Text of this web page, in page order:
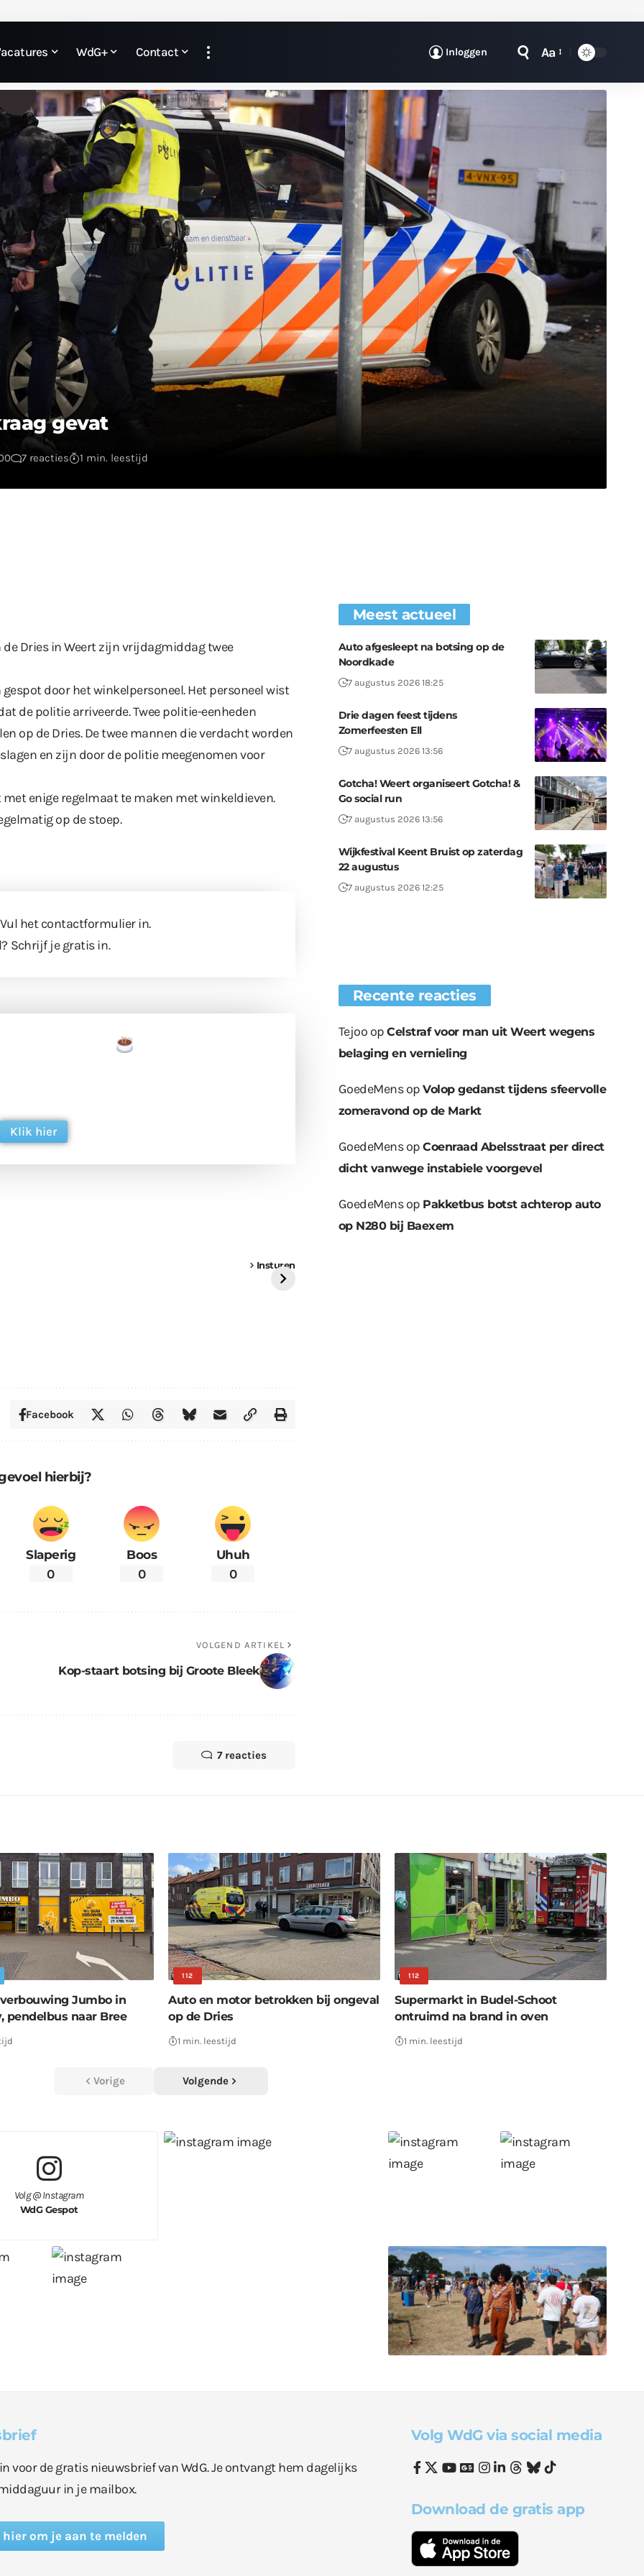
WdG+ Contact Inloggen Aa
gevat
7 reacties 1 min. leestijd
Dries in Weert zijn vrijdagmiddag twee
door het winkelpersoneel. Het personeel wist
de politie arriveerde. Twee politie-eenheden
op de Dries. De twee mannen die verdacht worden
en zijn door de politie meegenomen voor
enige regelmaat te maken met winkeldieven.
op de stoep.
het contactformulierin.
Schrijf je gratis in.
Klik hier
Insturen
Facebook
hierbij?
Slaperig
0
Boos
0
Uhuh
0
VOLGEND ARTIKEL
Kop-staart botsing bij Groote Bleek
7 reacties
Meest actueel
Auto afgesleept na botsing op de
Noordkade
7 augustus 2026 18:25
Drie dagen feest tijdens
Zomerfeesten Ell
7 augustus 2026 13:56
Gotcha! Weert organiseert Gotcha! &
Go social run
7 augustus 2026 13:56
Wijkfestival Keent Bruist op zaterdag
22 augustus
7 augustus 2026 12:25
Recente reacties
Tejoo opCelstraf voor man uit Weert wegens
belaging en vernieling
GoedeMensopVolop gedanst tijdens sfeervolle
zomeravond op de Markt
GoedeMensopCoenraad Abelsstraat per direct
dicht vanwege instabiele voorgevel
GoedeMensop Pakketbus botst achterop auto
op N280 bij Baexem
Jumbo in
pendelbus naar Bree
112
Auto en motor betrokken bij ongeval
op de Dries
1 min. leestijd
112
Supermarkt in Budel-Schoot
ontruimd na brand in oven
1 min. leestijd
Vorige Volgende
Volg @ Instagram
WdG Gespot
voor de gratis nieuwsbrief van WdG. Je ontvangt hem dagelijks
in je mailbox.
om je aan te melden
Volg WdG via social media
Download de gratis app